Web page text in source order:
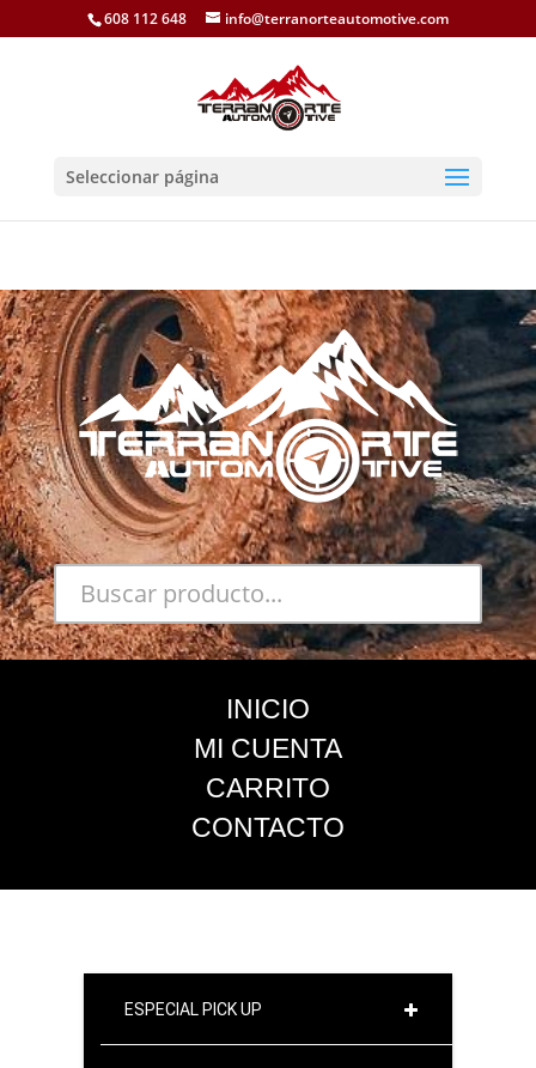
608 112 648 info@terranorteautomotive.com
Seleccionar página
INICIO
MI CUENTA
CARRITO
CONTACTO
ESPECIAL PICK UP